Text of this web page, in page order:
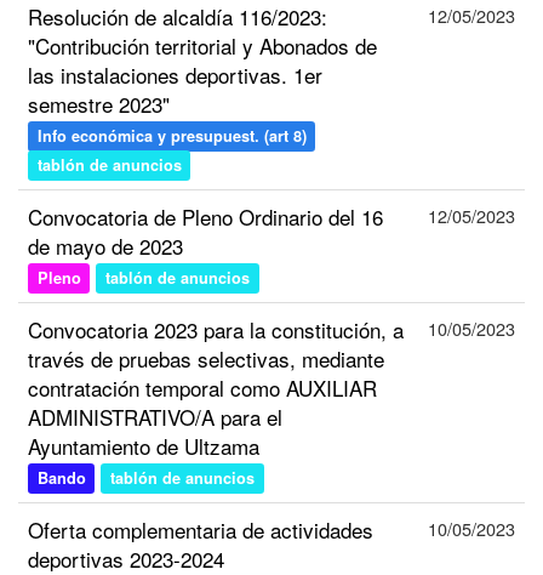
Resolución de alcaldía 116/2023:
"Contribución territorial y Abonados de
las instalaciones deportivas. 1er
semestre 2023"
Info económica y presupuest. (art 8)
tablón de anuncios
12/05/2023
Convocatoria de Pleno Ordinario del 16
de mayo de 2023
Pleno tablón de anuncios
12/05/2023
Convocatoria 2023 para la constitución, a
través de pruebas selectivas, mediante
contratación temporal como AUXILIAR
ADMINISTRATIVO/A para el
Ayuntamiento de Ultzama
Bando tablón de anuncios
10/05/2023
Oferta complementaria de actividades
deportivas 2023-2024
10/05/2023